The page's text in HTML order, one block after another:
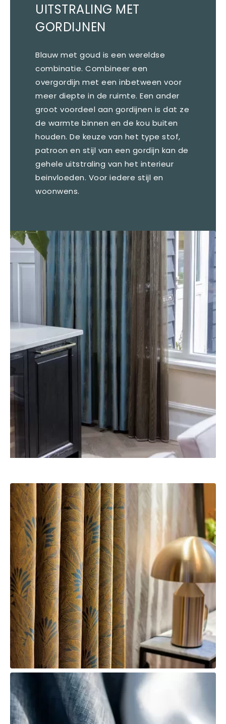
UITSTRALING MET
GORDIJNEN
Blauw met goud is een wereldse
combinatie. Combineer een
overgordijn met een inbetween voor
meer diepte in de ruimte. Een ander
groot voordeel aan gordijnen is dat ze
de warmte binnen en de kou buiten
houden. De keuze van het type stof,
patroon en stijl van een gordijn kan de
gehele uitstraling van het interieur
beinvloeden. Voor iedere stijl en
woonwens.